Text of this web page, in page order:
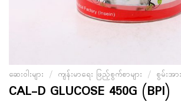
ဆေးဝါးများ / ကျန်းမာရေး ဖြည့်စွက်စာများ / စွမ်းအာ
CAL-D GLUCOSE 450G (BPI)